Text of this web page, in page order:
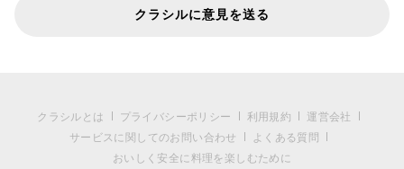
クラシルに意見を送る
クラシルとは プライバシーポリシー 利用規約
運営会社
サービスに関してのお問い合わせ
よくある質問
おいしく安全に料理を楽しむために